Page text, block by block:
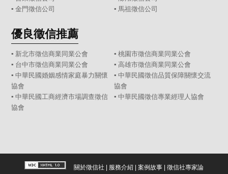
▪金門徵信公司 ▪ 馬祖徵信公司
優良徵信推薦
▪ 新北市徵信商業同業公會
▪ 桃園市徵信商業同業公會
▪ 台中市徵信商業同業公會
▪ 高雄市徵信商業同業公會
▪ 中華民國婚姻感情家庭暴力關懷
協會
▪ 中華民國徵信品質保障關懷交流
協會
▪ 中華民國工商經濟市場調查徵信
協會
▪ 中華民國徵信專業經理人協會
關於徵信社 | 服務介紹| 案例故事| 徵信社專家論